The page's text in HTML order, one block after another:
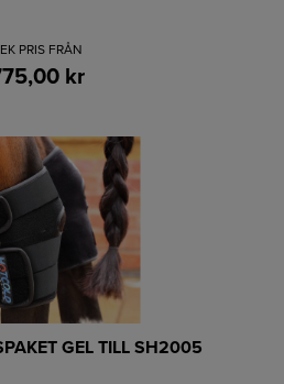
PRIS FRÅN
kr
GEL TILL SH2005